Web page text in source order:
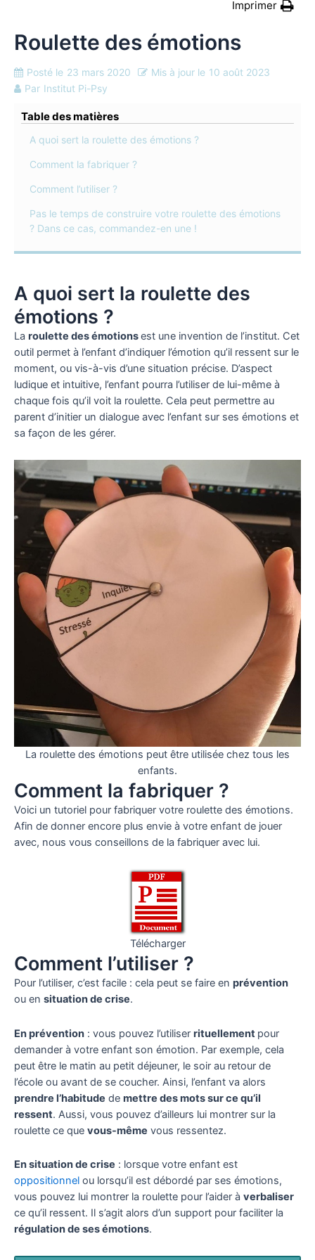
Imprimer
Roulette des émotions
Posté le 23 mars 2020 Mis à jour le 10 août 2023
Par Institut Pi-Psy
Table des matières
A quoi sert la roulette des émotions ?
Comment la fabriquer ?
Comment l’utiliser ?
Pas le temps de construire votre roulette des émotions
? Dans ce cas, commandez-en une !
A quoi sert la roulette des
émotions ?
La roulette des émotionsest une invention de l’institut. Cet
outil permet à l’enfant d’indiquer l’émotion qu’il ressent sur le
moment, ou vis-à-vis d’une situation précise. D’aspect
ludique et intuitive, l’enfant pourra l’utiliser de lui-même à
chaque fois qu’il voit la roulette. Cela peut permettre au
parent d’initier un dialogue avec l’enfant sur ses émotions et
sa façon de les gérer.
La roulette des émotions peut être utilisée chez tous les
enfants.
Comment la fabriquer ?
Voici un tutoriel pour fabriquer votre roulette des émotions.
Afin de donner encore plus envie à votre enfant de jouer
avec, nous vous conseillons de la fabriquer avec lui.
Télécharger
Comment l’utiliser ?
Pour l’utiliser, c’est facile : cela peut se faire en prévention
ou en situation de crise.
En prévention : vous pouvez l’utiliser rituellement pour
demander à votre enfant son émotion. Par exemple, cela
peut être le matin au petit déjeuner, le soir au retour de
l’école ou avant de se coucher. Ainsi, l’enfant va alors
prendre l’habitude de mettre des mots sur ce qu’il
ressent. Aussi, vous pouvez d’ailleurs lui montrer sur la
roulette ce que vous-même vous ressentez.
En situation de crise : lorsque votre enfant est
oppositionnel ou lorsqu’il est débordé par ses émotions,
vous pouvez lui montrer la roulette pour l’aider à verbaliser
ce qu’il ressent. Il s’agit alors d’un support pour faciliter la
régulation de ses émotions.